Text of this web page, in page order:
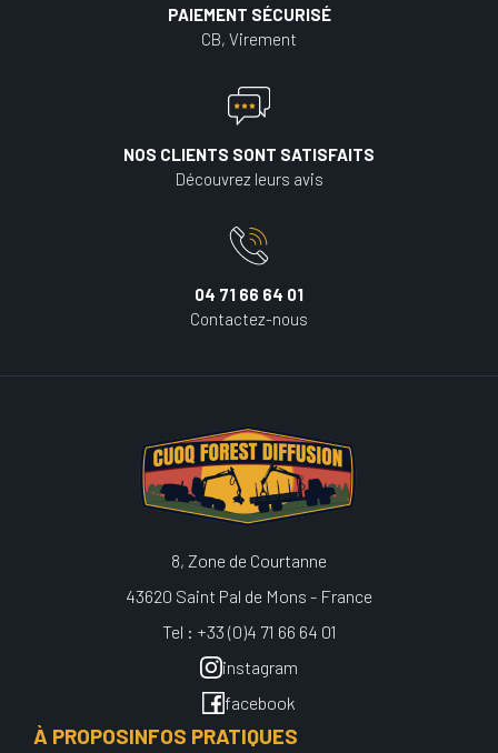
PAIEMENT SÉCURISÉ
CB, Virement
NOS CLIENTS SONT SATISFAITS
Découvrez leurs avis
04 71 66 64 01
Contactez-nous
8, Zone de Courtanne
43620 Saint Pal de Mons - France
Tel : +33 (0)4 71 66 64 01
instagram
facebook
À PROPOSINFOS PRATIQUES